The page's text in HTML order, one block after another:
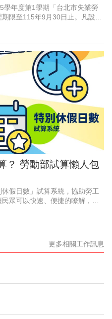
學年度第1學期「台北市失業勞
限至115年9月30日止。凡設籍
職失業之勞工，其子女就讀國
？ 勞動部試算懶人包
假日數」試算系統，協助勞工
眾可以快速、便捷的瞭解，勞
透過畫面逐步教學，讓勞工和
更多相關工作訊息